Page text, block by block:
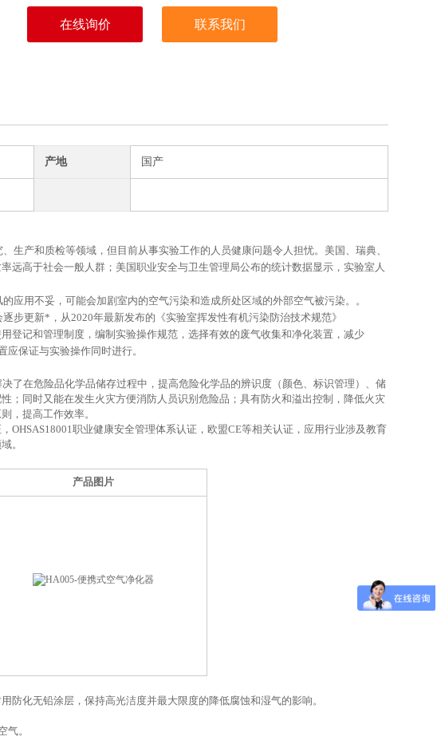
在线询价 联系我们
产地 国产
生产和质检等领域，但目前从事实验工作的人员健康问题令人担忧。美国、瑞典、
远高于社会一般人群；美国职业安全与卫生管理局公布的统计数据显示，实验室人
应用不妥，可能会加剧室内的空气污染和造成所处区域的外部空气被污染。。
逐步更新*，从2020年最新发布的《实验室挥发性有机污染防治技术规范》
登记和管理制度，编制实验操作规范，选择有效的废气收集和净化装置，减少
保证与实验操作同时进行。
了在危险品化学品储存过程中， 提高危险化学品的辨识度（颜色、标识管理）、储
； 同时又能在发生火灾方便消防人员识别危险品 ； 具有防火和溢出控制，降低火灾
，提高工作效率。
OHSAS18001职业健康安全管理体系认证，欧盟CE等相关认证，应用行业涉及教育
。
产品图片
防化无铅涂层，保持高光洁度并最大限度的降低腐蚀和湿气的影响。
气。